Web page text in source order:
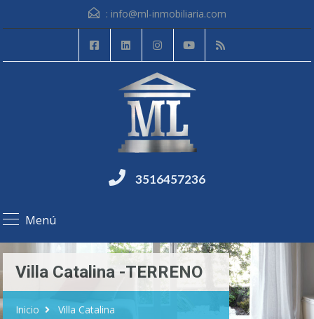
: info@ml-inmobiliaria.com
3516457236
Menú
Villa Catalina -TERRENO
Inicio Villa Catalina